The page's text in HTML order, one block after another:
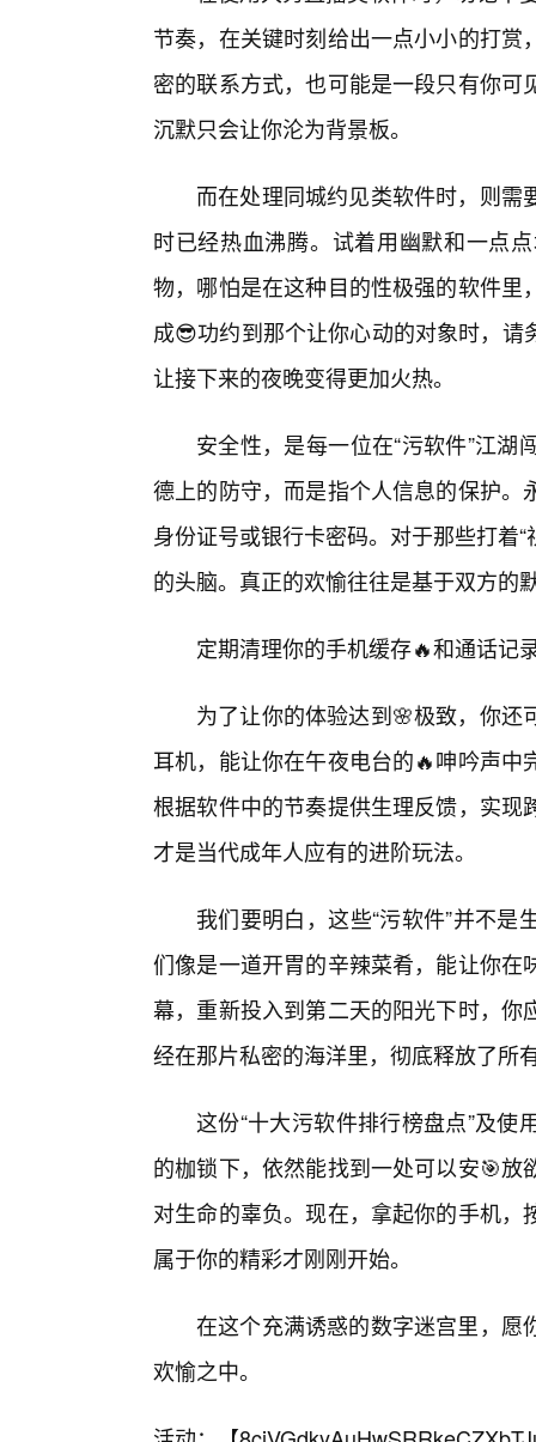
节奏，在关键时刻给出一点小小的打
密的联系方式，也可能是一段只有你
沉默只会让你沦为背景板。
而在处理同城约见类软件时，则
时已经热血沸腾。试着用幽默和一点
物，哪怕是在这种目的性极强的软件
成😎功约到那个让你心动的对象时，
让接下来的夜晚变得更加火热。
安全性，是每一位在“污软件”江
德上的防守，而是指个人信息的保护
身份证号或银行卡密码。对于那些打着
的头脑。真正的欢愉往往是基于双方的
定期清理你的手机缓存🔥和通话记
为了让你的体验达到🌸极致，你
耳机，能让你在午夜电台的🔥呻吟声
根据软件中的节奏提供生理反馈，实
才是当代成年人应有的进阶玩法。
我们要明白，这些“污软件”并不
们像是一道开胃的辛辣菜肴，能让你
幕，重新投入到第二天的阳光下时，
经在那片私密的海洋里，彻底释放了所
这份“十大污软件排行榜盘点”及
的枷锁下，依然能找到一处可以安🎯
对生命的辜负。现在，拿起你的手机
属于你的精彩才刚刚开始。
在这个充满诱惑的数字迷宫里，愿
欢愉之中。